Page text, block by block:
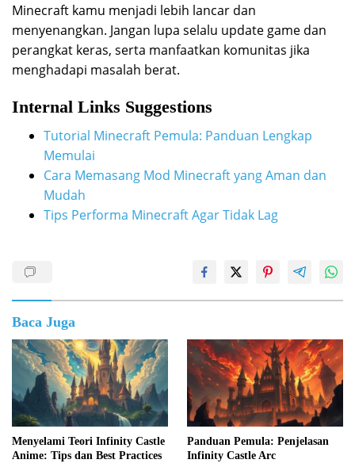
Minecraft kamu menjadi lebih lancar dan
menyenangkan. Jangan lupa selalu update game dan
perangkat keras, serta manfaatkan komunitas jika
menghadapi masalah berat.
Internal Links Suggestions
Tutorial Minecraft Pemula: Panduan Lengkap
Memulai
Cara Memasang Mod Minecraft yang Aman dan
Mudah
Tips Performa Minecraft Agar Tidak Lag
Baca Juga
Menyelami Teori Infinity Castle
Anime: Tips dan Best Practices
Panduan Pemula: Penjelasan
Infinity Castle Arc